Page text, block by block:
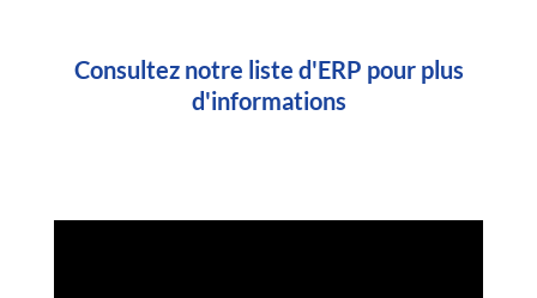
Consultez notre liste d'ERP pour plus
d'informations